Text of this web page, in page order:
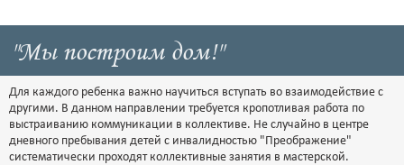
"Мы построим дом!"
Для каждого ребенка важно научиться вступать во взаимодействие с
другими. В данном направлении требуется кропотливая работа по
выстраиванию коммуникации в коллективе. Не случайно в центре
дневного пребывания детей с инвалидностью "Преображение"
систематически проходят коллективные занятия в мастерской.